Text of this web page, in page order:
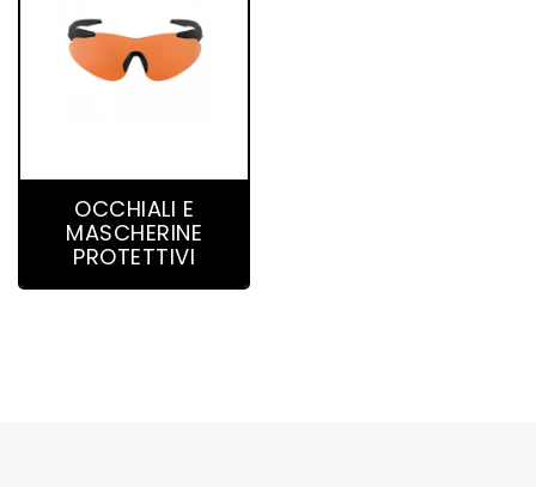
OCCHIALI E
MASCHERINE
PROTETTIVI